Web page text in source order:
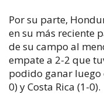
Por su parte,
en su más reciente
de su campo al
empate a 2-2 que
podido ganar luego
0) y Costa Rica (1-0).